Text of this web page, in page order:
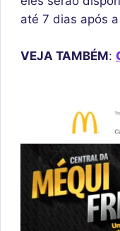
até 7 dias após
VEJA TAMBÉM: